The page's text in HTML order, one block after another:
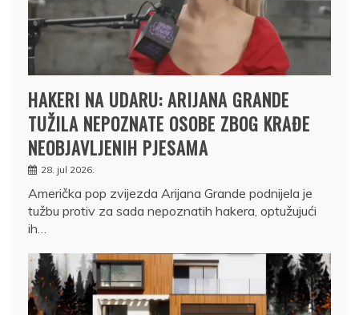
HAKERI NA UDARU: ARIJANA GRANDE
TUŽILA NEPOZNATE OSOBE ZBOG KRAĐE
NEOBJAVLJENIH PJESAMA
28. jul 2026.
Američka pop zvijezda Arijana Grande podnijela je
tužbu protiv za sada nepoznatih hakera, optužujući
ih…